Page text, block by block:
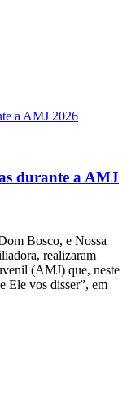
durante a AMJ
Bosco, e Nossa
realizaram
(AMJ) que, neste
Ele vos disser”, em